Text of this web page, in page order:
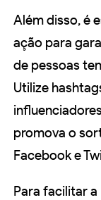
Além disso, é
ação para
de pessoas
Utilize
promova o
Facebook e
Para facilitar